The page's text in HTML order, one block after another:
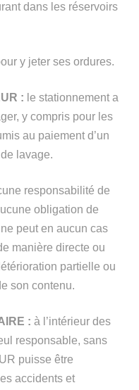
dans les réservoirs
y jeter ses ordures.
: le stationnement a
y compris pour les
au paiement d’un
lavage.
responsabilité de
obligation de
peut en aucun cas
manière directe ou
partielle ou
son contenu.
: à l’intérieur des
responsable, sans
puisse être
accidents et